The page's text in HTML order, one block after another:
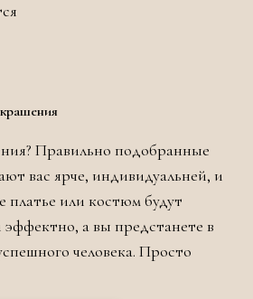
Правильно подобранные
вас ярче, индивидуальней, и
платье или костюм будут
эффектно, а вы предстанете в
человека. Просто